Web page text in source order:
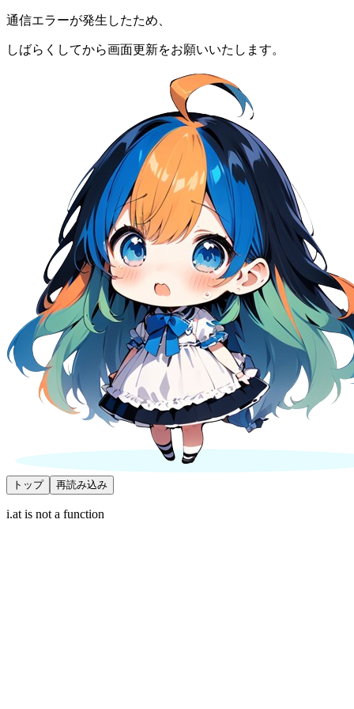
通信エラーが発生したため、
しばらくしてから画面更新をお願いいたします。
トップ 再読み込み
i.at is not a function